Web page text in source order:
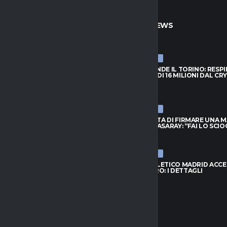
ULTIME NEWS
ULTIME NEWS
NJIE SI PRENDE IL TORINO:
L’OFFERTA DI 16 MILIONI DAL
ULTIME NEWS
LEAO RIFIUTA DI FIRMARE UNA
DEL GALATASARAY: “FAI LO
ULTIME NEWS
INTER, L’ATLETICO MADRID
PER ROMERO: I DETTAGLI